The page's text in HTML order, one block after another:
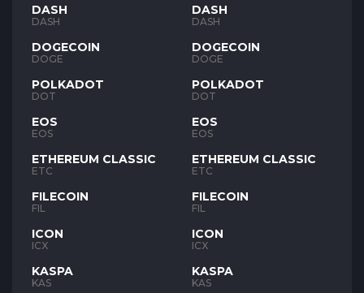
DASH
DASH
DOGECOIN
DOGE
POLKADOT
DOT
EOS
EOS
ETHEREUM CLASSIC
ETC
FILECOIN
FIL
ICON
ICX
KASPA
KAS
DASH
DASH
DOGECOIN
DOGE
POLKADOT
DOT
EOS
EOS
ETHEREUM CLASSIC
ETC
FILECOIN
FIL
ICON
ICX
KASPA
KAS